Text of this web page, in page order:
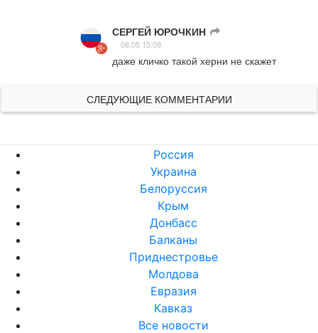
СЕРГЕЙ ЮРОЧКИН
08.05 15:09
даже кличко такой херни не скажет
СЛЕДУЮЩИЕ КОММЕНТАРИИ
Россия
Украина
Белоруссия
Крым
Донбасс
Балканы
Приднестровье
Молдова
Евразия
Кавказ
Все новости